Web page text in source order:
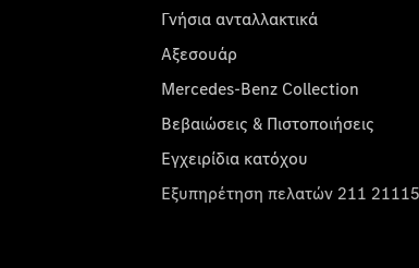
Γνήσια ανταλλακτικά
Αξεσουάρ
Mercedes-Benz Collection
Βεβαιώσεις & Πιστοποιήσεις
Εγχειρίδια κατόχου
Εξυπηρέτηση πελατών 211